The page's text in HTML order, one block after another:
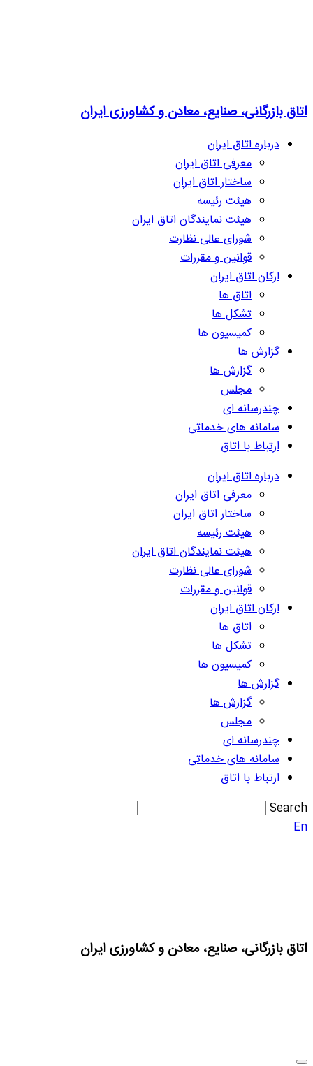
اتاق بازرگانی، صنایع، معادن و کشاورزی ایران
درباره اتاق ایران
معرفی اتاق ایران
ساختار اتاق ایران
هیئت رئیسه
هیئت نمایندگان اتاق ایران
شورای عالی نظارت
قوانین و مقررات
ارکان اتاق ایران
اتاق ها
تشکل ها
کمیسیون ها
گزارش ها
گزارش ها
مجلس
چندرسانه ای
سامانه های خدماتی
ارتباط با اتاق
درباره اتاق ایران
معرفی اتاق ایران
ساختار اتاق ایران
هیئت رئیسه
هیئت نمایندگان اتاق ایران
شورای عالی نظارت
قوانین و مقررات
ارکان اتاق ایران
اتاق ها
تشکل ها
کمیسیون ها
گزارش ها
گزارش ها
مجلس
چندرسانه ای
سامانه های خدماتی
ارتباط با اتاق
Search
En
اتاق بازرگانی، صنایع، معادن و کشاورزی ایران